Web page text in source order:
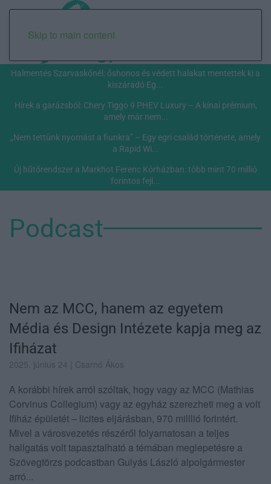
Skip to main content
Halmentés Szarvaskőnél: őshonos és védett halakat mentettek ki a
kiszáradó Eg...
Hírek a garázsból: Chery Tiggo 9 PHEV Luxury – A kínai prémium,
amely már nem...
„Nem tettünk nyomást a fiunkra” – Egy egri család története, amely
a Rapid Wi...
Új hűtőrendszer a Markhot Ferenc Kórházban: több mint 70 millió
forintos fejl...
Podcast
Nem az MCC, hanem az egyetem
Média és Design Intézete kapja meg az
Ifiházat
2025. június 24 | Csarnó Ákos
A korábbi hírek arról szóltak, hogy vagy az MCC (Mathias
Corvinus Collegium) vagy az egyház szerezheti meg a volt
Ifiház épületét – licites eljárásban, 970 milllió forintért.
Mivel a városvezetés részéről folyamatosan a teljes
hallgatás volt tapasztalható a témában meglepetésre a
Szövegtörzs podcastban Gulyás László alpolgármester
arró...